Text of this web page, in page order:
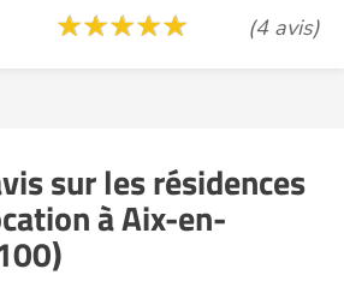
(4 avis)
sur les résidences
à Aix-en-